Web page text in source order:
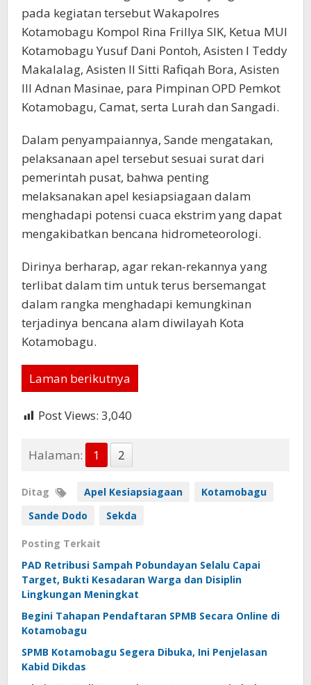
pada kegiatan tersebut Wakapolres
Kotamobagu Kompol Rina Frillya SIK, Ketua MUI
Kotamobagu Yusuf Dani Pontoh, Asisten I Teddy
Makalalag, Asisten II Sitti Rafiqah Bora, Asisten
III Adnan Masinae, para Pimpinan OPD Pemkot
Kotamobagu, Camat, serta Lurah dan Sangadi.
Dalam penyampaiannya, Sande mengatakan,
pelaksanaan apel tersebut sesuai surat dari
pemerintah pusat, bahwa penting
melaksanakan apel kesiapsiagaan dalam
menghadapi potensi cuaca ekstrim yang dapat
mengakibatkan bencana hidrometeorologi.
Dirinya berharap, agar rekan-rekannya yang
terlibat dalam tim untuk terus bersemangat
dalam rangka menghadapi kemungkinan
terjadinya bencana alam diwilayah Kota
Kotamobagu.
Laman berikutnya
Post Views: 3,040
Halaman: 1 2
Ditag Apel Kesiapsiagaan
Kotamobagu
Sande Dodo
Sekda
Posting Terkait
PAD Retribusi Sampah Pobundayan Selalu Capai
Target, Bukti Kesadaran Warga dan Disiplin
Lingkungan Meningkat
Begini Tahapan Pendaftaran SPMB Secara Online di
Kotamobagu
SPMB Kotamobagu Segera Dibuka, Ini Penjelasan
Kabid Dikdas